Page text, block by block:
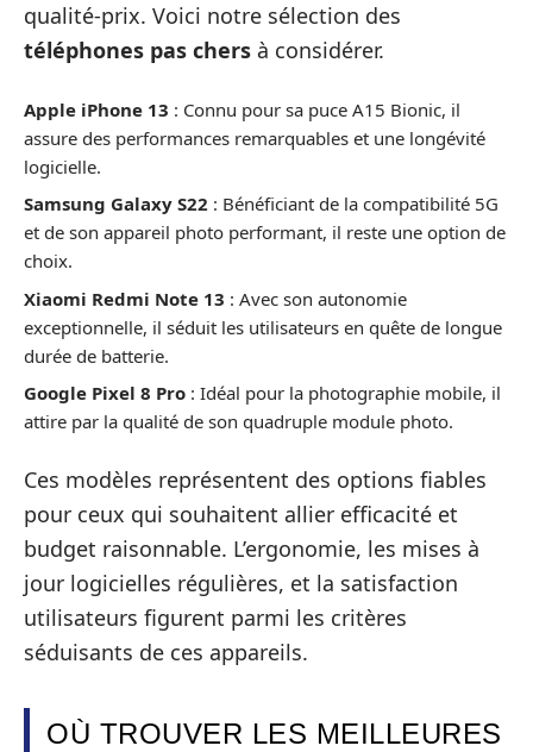
qualité-prix. Voici notre sélection des
téléphones pas chers à considérer.
Apple iPhone 13 : Connu pour sa puce A15 Bionic, il
assure des performances remarquables et une longévité
logicielle.
Samsung Galaxy S22 : Bénéficiant de la compatibilité 5G
et de son appareil photo performant, il reste une option de
choix.
Xiaomi Redmi Note 13 : Avec son autonomie
exceptionnelle, il séduit les utilisateurs en quête de longue
durée de batterie.
Google Pixel 8 Pro : Idéal pour la photographie mobile, il
attire par la qualité de son quadruple module photo.
Ces modèles représentent des options fiables
pour ceux qui souhaitent allier efficacité et
budget raisonnable. L’ergonomie, les mises à
jour logicielles régulières, et la satisfaction
utilisateurs figurent parmi les critères
séduisants de ces appareils.
OÙ TROUVER LES MEILLEURES